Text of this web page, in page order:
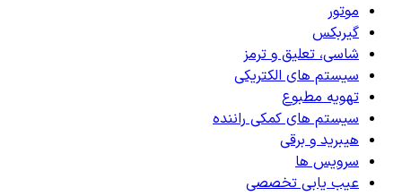
موتور
گیربکس
شاسی، تعلیق و ترمز
سیستم های الکتریکی
تهویه مطبوع
سیستم های کمکی راننده
هیبرید و برقی
سرویس ها
عیب یابی تخصصی